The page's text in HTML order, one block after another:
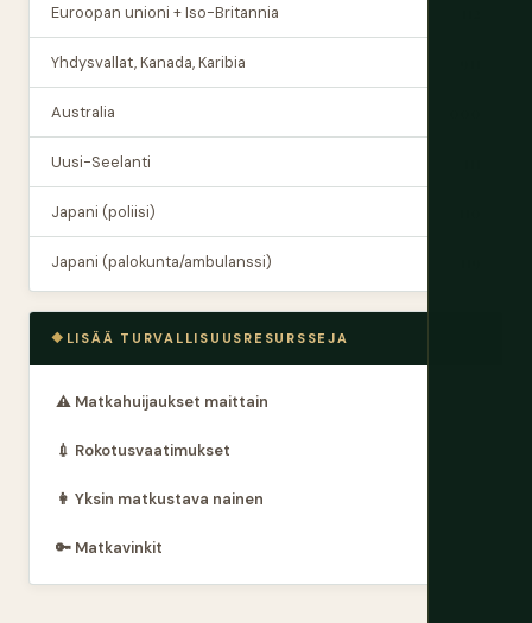
Euroopan unioni + Iso-Britannia
Yhdysvallat, Kanada, Karibia
Australia
Uusi-Seelanti
Japani (poliisi)
Japani (palokunta/ambulanssi)
LISÄÄ TURVALLISUUSRESURSSEJA
⚠️ Matkahuijaukset maittain
💉 Rokotusvaatimukset
👩 Yksin matkustava nainen
🔑 Matkavinkit